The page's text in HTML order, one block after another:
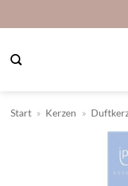
Inhalt
Start » Kerzen »